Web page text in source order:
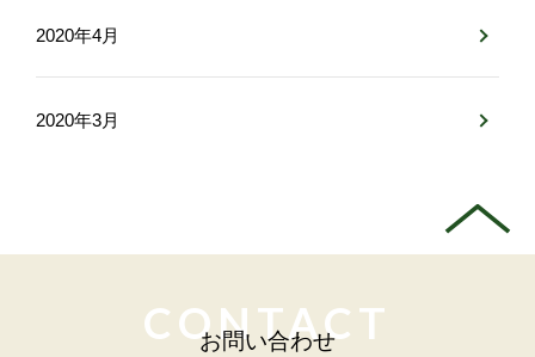
2020年4月
2020年3月
CONTACT
お問い合わせ